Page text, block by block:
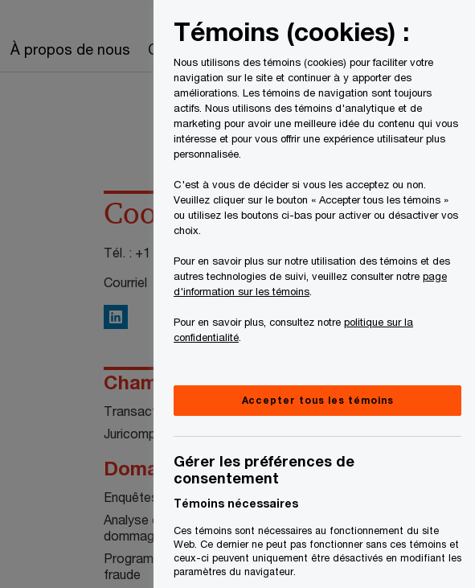
À propos de nous Carrières Recherche
Coordonnées
Tél. : +1 514 205 5407
Courriel
LinkedIn
Champs de compétences
Transactions
Juricomptabilité
Domaines de spécialisation
Enquêtes juricomptables
Analyse de différends et quantification des
dommages
Programmes de prévention et détection de la
fraude
Témoins (cookies) :
Nous utilisons des témoins (cookies) pour faciliter votre
navigation sur le site et continuer à y apporter des
améliorations. Les témoins de navigation sont toujours
actifs. Nous utilisons des témoins d'analytique et de
marketing pour avoir une meilleure idée du contenu qui vous
intéresse et pour vous offrir une expérience utilisateur plus
personnalisée.
C'est à vous de décider si vous les acceptez ou non.
Veuillez cliquer sur le bouton « Accepter tous les témoins »
ou utilisez les boutons ci-bas pour activer ou désactiver vos
choix.
Pour en savoir plus sur notre utilisation des témoins et des
autres technologies de suivi, veuillez consulter notre page
d'information sur les témoins
Pour en savoir plus, consultez notre politique sur la
confidentialité
Accepter tous les témoins
Gérer les préférences de
consentement
Témoins nécessaires
Ces témoins sont nécessaires au fonctionnement du site
Web. Ce dernier ne peut pas fonctionner sans ces témoins et
ceux-ci peuvent uniquement être désactivés en modifiant les
paramètres du navigateur.